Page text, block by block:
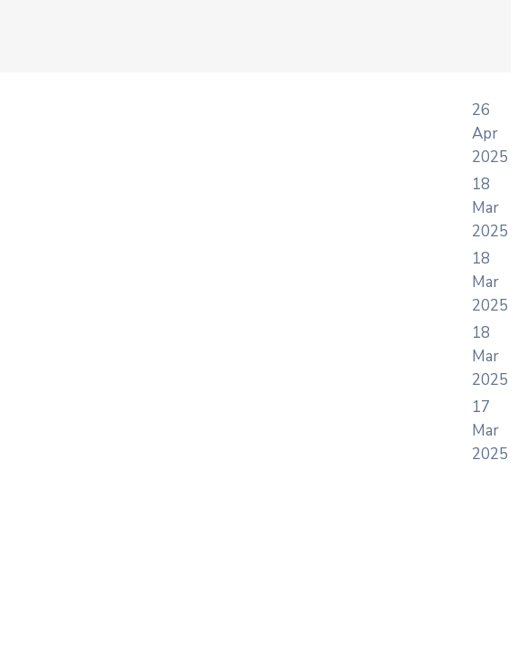
26
Apr
2025
18
Mar
2025
18
Mar
2025
18
Mar
2025
17
Mar
2025